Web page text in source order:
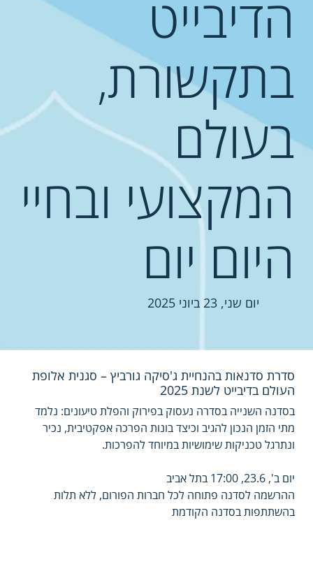
הדיבייט
בתקשורת,
בעולם
המקצועי ובחיי
היום יום
יום שני, 23 ביוני 2025
בסדנה השנייה בסדרה נעסוק בפירוק והפלת טיעונים: נלמד
מתי הזמן הנכון להגיב וכיצד בונות הפרכה אפקטיבית, נכיר
ונתרגל טכניקות שימושיות במיוחד להפרכות.
יום ב', 23.6, 17:00 בתל אביב
ההרשמה לסדנה פתוחה לכל חברות הפורום, ללא תלות
בהשתתפות בסדנה הקודמת
סדרת סדנאות בהנחיית ג'סיקה גורביץ – סגנית אלופת
העולם בדיבייט לשנת 2025